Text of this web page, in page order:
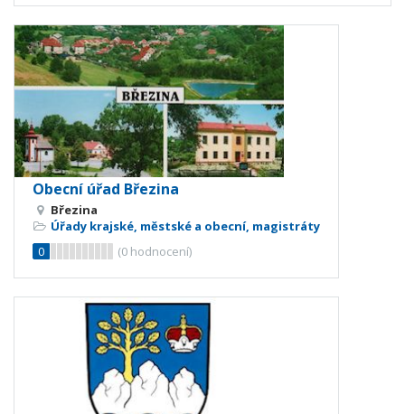
Obecní úřad Březina
Březina
Úřady krajské, městské a obecní, magistráty
0
(0 hodnocení)